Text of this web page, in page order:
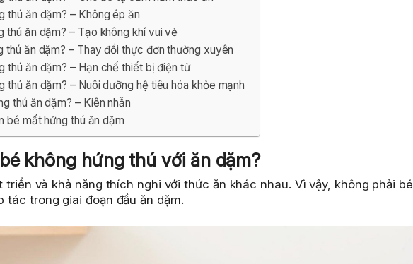
thú ăn dặm? – Không ép ăn
thú ăn dặm? – Tạo không khí vui vẻ
thú ăn dặm? – Thay đổi thực đơn thường xuyên
thú ăn dặm? – Hạn chế thiết bị điện tử
thú ăn dặm? – Nuôi dưỡng hệ tiêu hóa khỏe mạnh
thú ăn dặm? – Kiên nhẫn
bé mất hứng thú ăn dặm
không hứng thú với ăn dặm?
và khả năng thích nghi với thức ăn khác nhau. Vì vậy, không phải bé
tác trong giai đoạn đầu ăn dặm.